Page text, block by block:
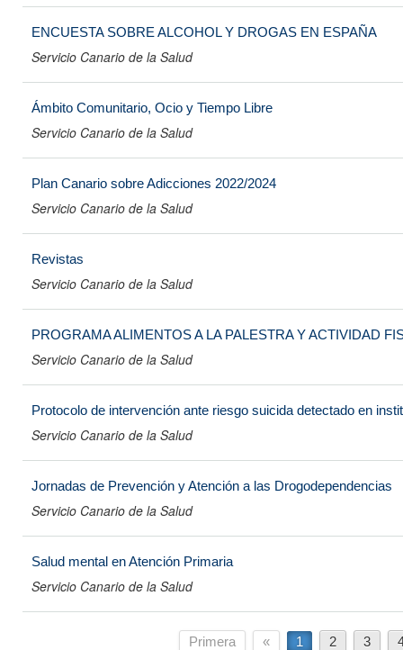
ENCUESTA SOBRE ALCOHOL Y DROGAS EN ESPAÑA
Servicio Canario de la Salud
Ámbito Comunitario, Ocio y Tiempo Libre
Servicio Canario de la Salud
Plan Canario sobre Adicciones 2022/2024
Servicio Canario de la Salud
Revistas
Servicio Canario de la Salud
PROGRAMA ALIMENTOS A LA PALESTRA Y ACTIVIDAD
Servicio Canario de la Salud
Protocolo de intervención ante riesgo suicida detectado en
Servicio Canario de la Salud
Jornadas de Prevención y Atención a las Drogodependencias
Servicio Canario de la Salud
Salud mental en Atención Primaria
Servicio Canario de la Salud
Primera « 1 2 3